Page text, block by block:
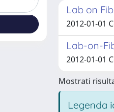
Lab on
2012-01-01
Lab-on-
2012-01-01
Mostrati
Legenda